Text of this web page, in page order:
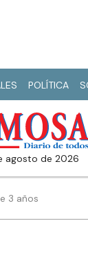
POLÍTICA
agosto de 2026
3 años